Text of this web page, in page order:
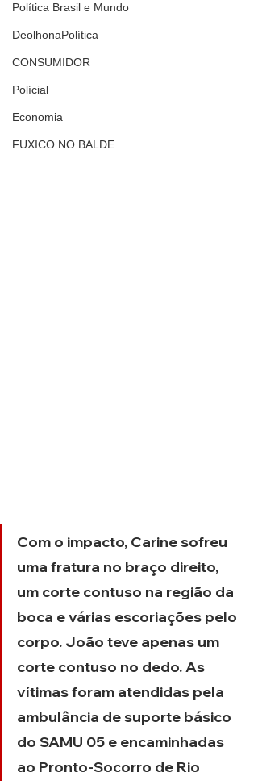
Política Brasil e Mundo
DeolhonaPolítica
CONSUMIDOR
Polícial
Economia
FUXICO NO BALDE
Com o impacto, Carine sofreu
uma fratura no braço direito,
um corte contuso na região da
boca e várias escoriações pelo
corpo. João teve apenas um
corte contuso no dedo. As
vítimas foram atendidas pela
ambulância de suporte básico
do SAMU 05 e encaminhadas
ao Pronto-Socorro de Rio